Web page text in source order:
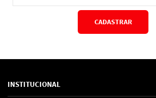
CADASTRAR
INSTITUCIONAL